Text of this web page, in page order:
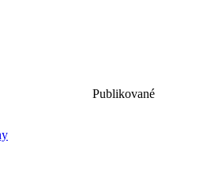
Publikované